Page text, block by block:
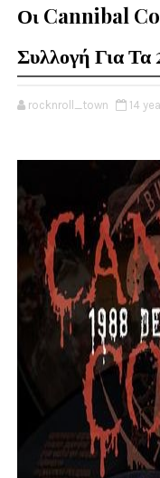
Οι Cannibal
Συλλογή Για Τα
rocknroll_town 14